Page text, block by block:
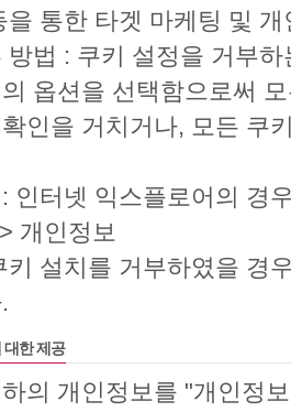
을 통한 타겟 마케팅 및
방법 : 쿠키 설정을 거부
옵션을 선택함으로써
인을 거치거나, 모든 쿠
인터넷 익스플로어의 경
개인정보
키 설치를 거부하였을 경
대한 제공
의 개인정보를 "개인정